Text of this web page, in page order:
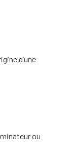
d’une
ou